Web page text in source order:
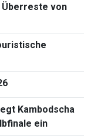
von
Kambodscha
ein